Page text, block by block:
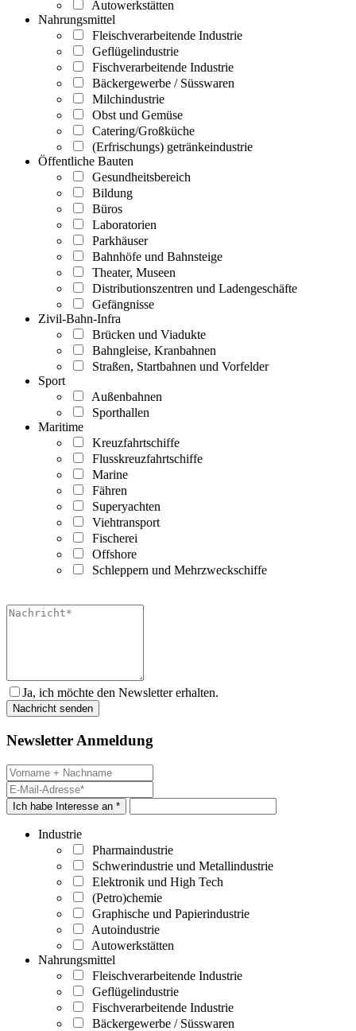
Autowerkstätten
Nahrungsmittel
Fleischverarbeitende Industrie
Geflügelindustrie
Fischverarbeitende Industrie
Bäckergewerbe / Süsswaren
Milchindustrie
Obst und Gemüse
Catering/Großküche
(Erfrischungs) getränkeindustrie
Öffentliche Bauten
Gesundheitsbereich
Bildung
Büros
Laboratorien
Parkhäuser
Bahnhöfe und Bahnsteige
Theater, Museen
Distributionszentren und Ladengeschäfte
Gefängnisse
Zivil-Bahn-Infra
Brücken und Viadukte
Bahngleise, Kranbahnen
Straßen, Startbahnen und Vorfelder
Sport
Außenbahnen
Sporthallen
Maritime
Kreuzfahrtschiffe
Flusskreuzfahrtschiffe
Marine
Fähren
Superyachten
Viehtransport
Fischerei
Offshore
Schleppern und Mehrzweckschiffe
Ja, ich möchte den Newsletter erhalten.
Newsletter Anmeldung
Ich habe Interesse an *
Industrie
Pharmaindustrie
Schwerindustrie und Metallindustrie
Elektronik und High Tech
(Petro)chemie
Graphische und Papierindustrie
Autoindustrie
Autowerkstätten
Nahrungsmittel
Fleischverarbeitende Industrie
Geflügelindustrie
Fischverarbeitende Industrie
Bäckergewerbe / Süsswaren